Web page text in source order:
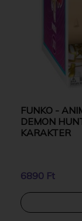
FUNKO -
DEMON
KARAKTER
6890 Ft